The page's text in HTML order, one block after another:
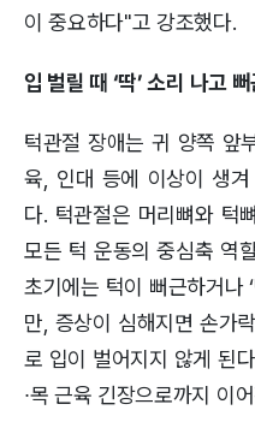
이 중요하다"고 강조했다.
입 벌릴 때 ‘딱’ 소리 나고
턱관절 장애는 귀 양쪽 앞
육, 인대 등에 이상이 생
다. 턱관절은 머리뼈와 턱
모든 턱 운동의 중심축 역
초기에는 턱이 뻐근하거나
만, 증상이 심해지면 손가
로 입이 벌어지지 않게 된
∙목 근육 긴장으로까지 이